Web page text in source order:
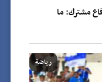
مشترك: ما
رياضة